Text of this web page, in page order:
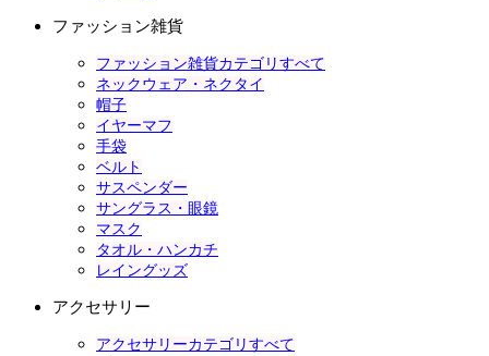
ファッション雑貨
ファッション雑貨カテゴリすべて
ネックウェア・ネクタイ
帽子
イヤーマフ
手袋
ベルト
サスペンダー
サングラス・眼鏡
マスク
タオル・ハンカチ
レイングッズ
アクセサリー
アクセサリーカテゴリすべて